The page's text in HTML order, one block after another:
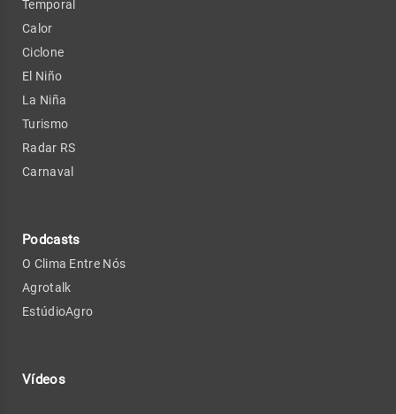
Temporal
Calor
Ciclone
El Niño
La Niña
Turismo
Radar RS
Carnaval
Podcasts
O Clima Entre Nós
Agrotalk
EstúdioAgro
Vídeos